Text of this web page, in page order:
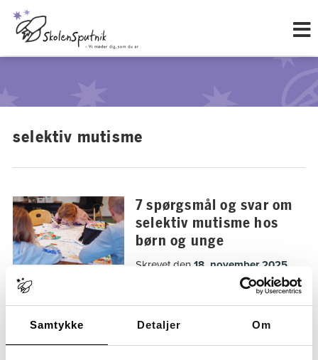
Samtykke Detaljer Om
selektiv mutisme
7 spørgsmål og svar om
selektiv mutisme hos
børn og unge
Skrevet den18. november 2025
Denne faglige Q&A giver dig
svar på, hvad selektiv mutisme
er, hvordan selektiv mutisme
hænger sammen med angst og
hjælpe børn og unge med